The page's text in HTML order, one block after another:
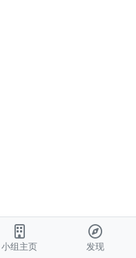
小组主页 发现